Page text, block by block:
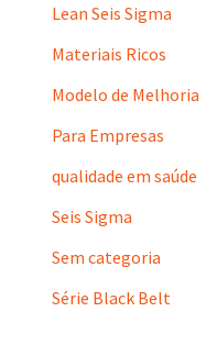
Lean Seis Sigma
Materiais Ricos
Modelo de Melhoria
Para Empresas
qualidade em saúde
Seis Sigma
Sem categoria
Série Black Belt